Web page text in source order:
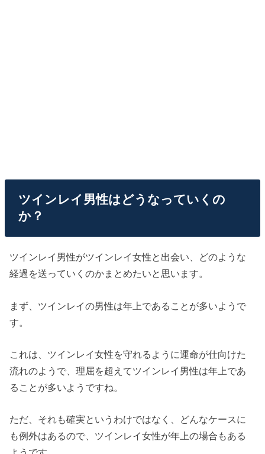
ツインレイ男性はどうなっていくの
か？
ツインレイ男性がツインレイ女性と出会い、どのような
経過を送っていくのかまとめたいと思います。
まず、ツインレイの男性は年上であることが多いようで
す。
これは、ツインレイ女性を守れるように運命が仕向けた
流れのようで、理屈を超えてツインレイ男性は年上であ
ることが多いようですね。
ただ、それも確実というわけではなく、どんなケースに
も例外はあるので、ツインレイ女性が年上の場合もある